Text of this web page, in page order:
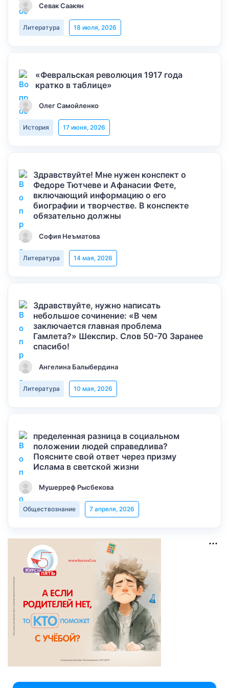
Севак Саакян
Литература 18 июля, 2026
«Февральская революция 1917 года
кратко в таблице»
Олег Самойленко
История 17 июня, 2026
Здравствуйте! Мне нужен конспект о
Федоре Тютчеве и Афанасии Фете,
включающий информацию о его
биографии и творчестве. В конспекте
обязательно должны
София Неъматова
Литература 14 мая, 2026
Здравствуйте, нужно написать
небольшое сочинение: «В чем
заключается главная проблема
Гамлета?» Шекспир. Слов 50-70 Заранее
спасибо!
Ангелина Балыбердина
Литература 10 мая, 2026
пределенная разница в социальном
положении людей справедлива?
Поясните свой ответ через призму
Ислама в светской жизни
Мушерреф Рысбекова
Обществознание 7 апреля, 2026